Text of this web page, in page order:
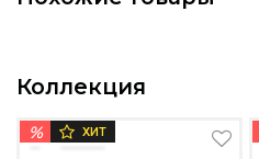
Бренды
Коллекция
% ХИТ